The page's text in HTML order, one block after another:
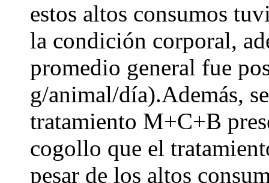
estos altos consumos
la condición corporal,
promedio general fue
g/animal/día).Además,
tratamiento M+C+B
cogollo que el
pesar de los altos